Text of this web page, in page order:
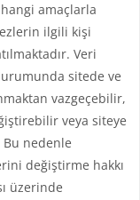
amaçlarla
ilgili kişi
Veri
sitede ve
vazgeçebilir,
veya siteye
nedenle
değiştirme hakkı
üzerinde